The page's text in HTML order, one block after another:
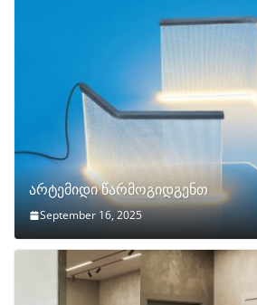
არტემიდი წარმოგიდგენთ
September 16, 2025